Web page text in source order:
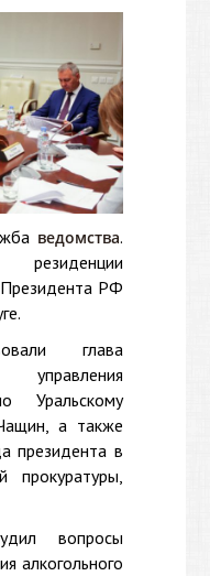
ведомства.
РФ
глава
Уральскому
а также
президента в
прокуратуры,
вопросы
алкогольного